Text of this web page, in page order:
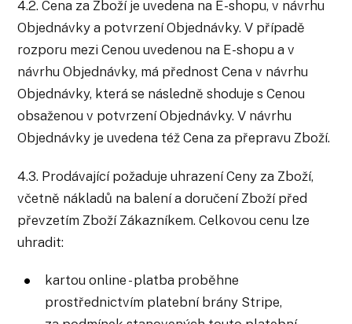
4.2. Cena za Zboží je uvedena na E-shopu, v návrhu
Objednávky a potvrzení Objednávky. V případě
rozporu mezi Cenou uvedenou na E-shopu a v
návrhu Objednávky, má přednost Cena v návrhu
Objednávky, která se následně shoduje s Cenou
obsaženou v potvrzení Objednávky. V návrhu
Objednávky je uvedena též Cena za přepravu Zboží.
4.3. Prodávající požaduje uhrazení Ceny za Zboží,
včetně nákladů na balení a doručení Zboží před
převzetím Zboží Zákazníkem. Celkovou cenu lze
uhradit:
kartou online - platba proběhne
prostřednictvím platební brány Stripe,